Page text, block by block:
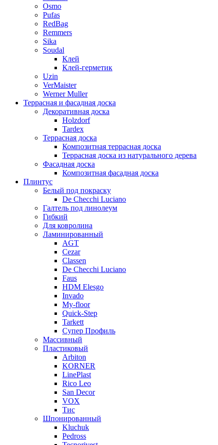
Osmo
Pufas
RedBag
Remmers
Sika
Soudal
Клей
Клей-герметик
Uzin
VerMaister
Werner Muller
Террасная и фасадная доска
Декоративная доска
Holzdorf
Tardex
Террасная доска
Композитная террасная доска
Террасная доска из натурального дерева
Фасадная доска
Композитная фасадная доска
Плинтус
Белый под покраску
De Checchi Luciano
Галтель под линолеум
Гибкий
Для ковролина
Ламинированный
AGT
Cezar
Classen
De Checchi Luciano
Faus
HDM Elesgo
Invado
My-floor
Quick-Step
Tarkett
Супер Профиль
Массивный
Пластиковый
Arbiton
KORNER
LinePlast
Rico Leo
San Decor
VOX
Тис
Шпонированный
Kluchuk
Pedross